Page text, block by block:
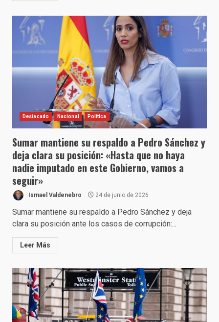
Destacado Nacional Política
Sumar mantiene su respaldo a Pedro Sánchez y
deja clara su posición: «Hasta que no haya
nadie imputado en este Gobierno, vamos a
seguir»
Ismael Valdenebro 24 de junio de 2026
Sumar mantiene su respaldo a Pedro Sánchez y deja
clara su posición ante los casos de corrupción:...
Leer Más